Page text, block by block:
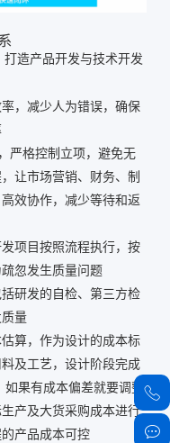
造产品开发与技术开发
，减少人为错误，确保
严格控制立项，避免无
让市场营销、财务、制
效协作，减少等待和返
项目按照流程执行，按
忽发生质量问题
研发的自检、第三方检
量
算，作为设计的成本标
及工艺，设计阶段完成
果有成本偏差就要调整
产及大货采购成本进行
产品成本可控